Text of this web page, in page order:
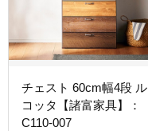
チェスト 60cm幅4段 ル
コッタ【諸富家具】：
C110-007